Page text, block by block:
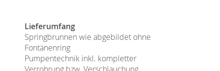
Lieferumfang
Springbrunnen wie abgebildet ohne
Fontänenring
Pumpentechnik inkl. kompletter